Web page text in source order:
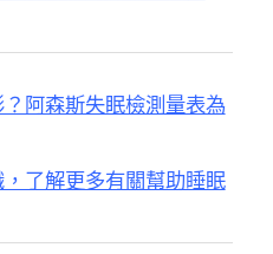
阿森斯失眠檢測量表為
了解更多有關幫助睡眠